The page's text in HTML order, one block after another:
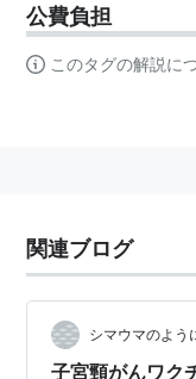
公費負担
このタグの解説に
関連ブログ
シマウマのよう
子宮頸がんワク